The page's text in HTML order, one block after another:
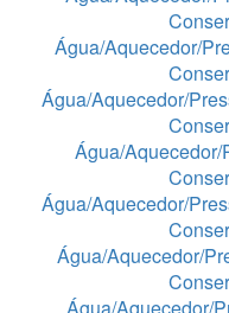
Água/Aquecedor/
Água/Aquecedor/
Água/
Água/Aquecedor/
Água/Aquecedor/